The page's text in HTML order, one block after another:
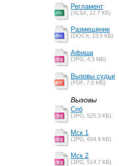
Регламент
(XLSX, 12.7 KБ)
Размещение
(DOCX, 13.5 KБ)
Афиша
(JPG, 4.3 MБ)
Вызовы судьи
(PDF, 7.0 MБ)
Вызовы
Спб
(JPG, 525.3 KБ)
Мск 1
(JPG, 604.9 KБ)
Мск 2
(JPG, 514.7 KБ)